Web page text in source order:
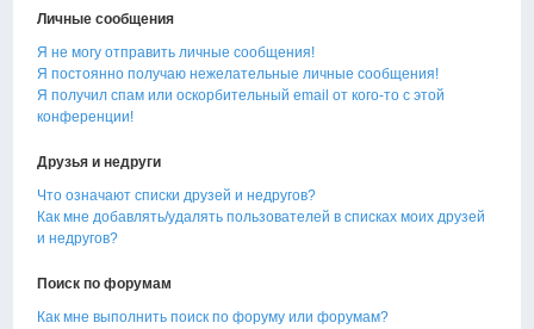
Личные сообщения
Я не могу отправить личные сообщения!
Я постоянно получаю нежелательные личные сообщения!
Я получил спам или оскорбительный email от кого-то с этой
конференции!
Друзья и недруги
Что означают списки друзей и недругов?
Как мне добавлять/удалять пользователей в списках моих друзей
и недругов?
Поиск по форумам
Как мне выполнить поиск по форуму или форумам?